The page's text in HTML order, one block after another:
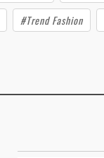
#Trend Fashion